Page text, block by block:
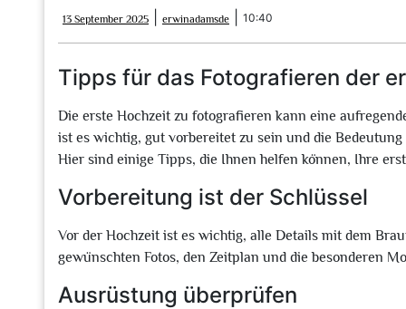
13 September 2025
September
2025
erwinadamsde erwinadamsde
10:40
Tipps für das Fotografieren der
Die erste Hochzeit zu fotografieren kann eine
ist es wichtig, gut vorbereitet zu sein und die
Hier sind einige Tipps, die Ihnen helfen können, Ihre
Vorbereitung ist der Schlüssel
Vor der Hochzeit ist es wichtig, alle Details mit dem
gewünschten Fotos, den Zeitplan und die besonderen
Ausrüstung überprüfen